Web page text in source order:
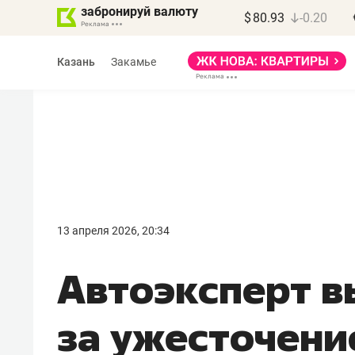
забронируй валюту $ 80.93 -0.20
Казань Закамье
13 апреля 2026, 20:34
Автоэксперт
за
девелопера – найти
правильный продукт»
Девелопер из топ-10*
Башкортостана входит в Татарстан